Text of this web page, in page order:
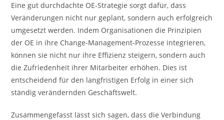
Eine gut durchdachte OE-Strategie sorgt dafür, dass
Veränderungen nicht nur geplant, sondern auch erfolgreich
umgesetzt werden. Indem Organisationen die Prinzipien
der OE in ihre Change-Management-Prozesse integrieren,
können sie nicht nur ihre Effizienz steigern, sondern auch
die Zufriedenheit ihrer Mitarbeiter erhöhen. Dies ist
entscheidend für den langfristigen Erfolg in einer sich
ständig verändernden Geschäftswelt.
Zusammengefasst lässt sich sagen, dass die Verbindung